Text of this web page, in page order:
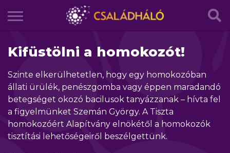
Kifüstölni a homokozót!
Szinte elkerülhetetlen, hogy egy homokozóban
állati ürülék, penészgomba vagy éppen maradandó
betegséget okozó bacilusok tanyázzanak – hívta fel
a figyelmünket Szemán György. A Tiszta
homokozóért Alapítvány elnökétől a homokozók
tisztítási lehetőségeiről beszélgettünk.